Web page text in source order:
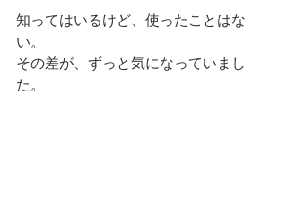
知ってはいるけど、使ったことはな
い。
その差が、ずっと気になっていまし
た。